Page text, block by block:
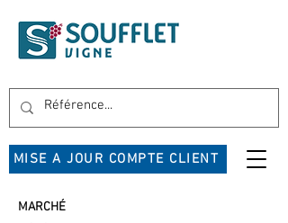
MISE A JOUR COMPTE CLIENT
MARCHÉ